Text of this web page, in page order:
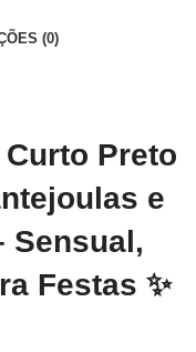
(0)
Preto
e
Sensual,
Festas ✨